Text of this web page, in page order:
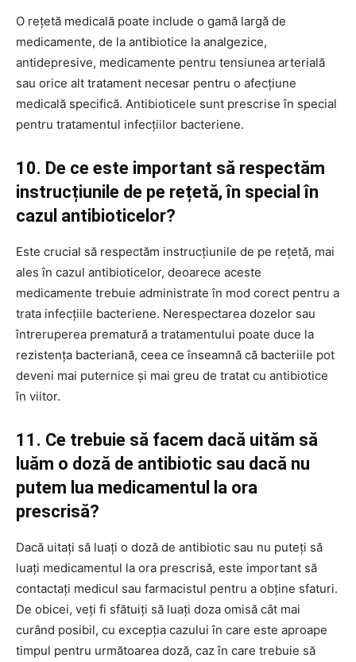
O rețetă medicală poate include o gamă largă de
medicamente, de la antibiotice la analgezice,
antidepresive, medicamente pentru tensiunea arterială
sau orice alt tratament necesar pentru o afecțiune
medicală specifică. Antibioticele sunt prescrise în special
pentru tratamentul infecțiilor bacteriene.
10. De ce este important să respectăm
instrucțiunile de pe rețetă, în special în
cazul antibioticelor?
Este crucial să respectăm instrucțiunile de pe rețetă, mai
ales în cazul antibioticelor, deoarece aceste
medicamente trebuie administrate în mod corect pentru a
trata infecțiile bacteriene. Nerespectarea dozelor sau
întreruperea prematură a tratamentului poate duce la
rezistența bacteriană, ceea ce înseamnă că bacteriile pot
deveni mai puternice și mai greu de tratat cu antibiotice
în viitor.
11. Ce trebuie să facem dacă uităm să
luăm o doză de antibiotic sau dacă nu
putem lua medicamentul la ora
prescrisă?
Dacă uitați să luați o doză de antibiotic sau nu puteți să
luați medicamentul la ora prescrisă, este important să
contactați medicul sau farmacistul pentru a obține sfaturi.
De obicei, veți fi sfătuiți să luați doza omisă cât mai
curând posibil, cu excepția cazului în care este aproape
timpul pentru următoarea doză, caz în care trebuie să